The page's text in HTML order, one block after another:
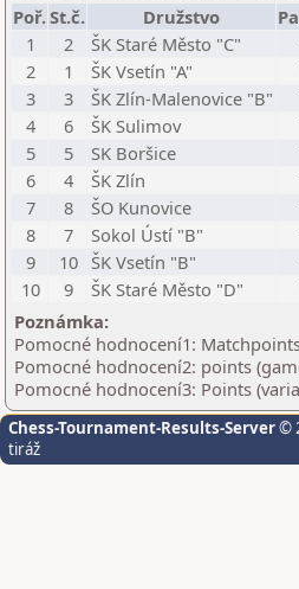
Poř.St.č. Družstvo
1
2 ŠK Staré Město "C"
2
1 ŠK Vsetín "A"
3
3 ŠK Zlín-Malenovice "B"
4
6 ŠK Sulimov
5
5 SK Boršice
6
4 ŠK Zlín
7
8 ŠO Kunovice
8
7 Sokol Ústí "B"
9
10 ŠK Vsetín "B"
10
9 ŠK Staré Město "D"
Poznámka:
Pomocné hodnocení1:
Pomocné hodnocení2: points
Pomocné hodnocení3: Points
Chess-Tournament-Results-Server©
tiráž